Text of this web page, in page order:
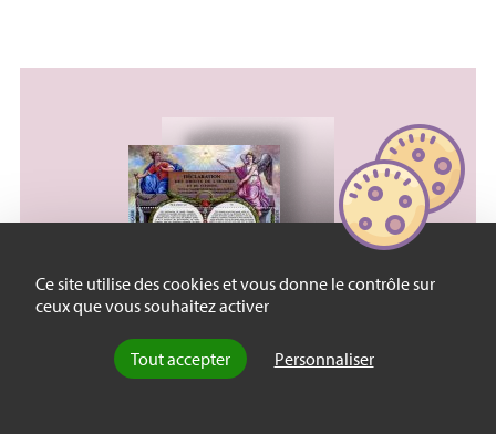
Ce site utilise des cookies et vous donne le contrôle sur
ceux que vous souhaitez activer
Tout accepter Personnaliser
Philosophy
Human Rights and Politics